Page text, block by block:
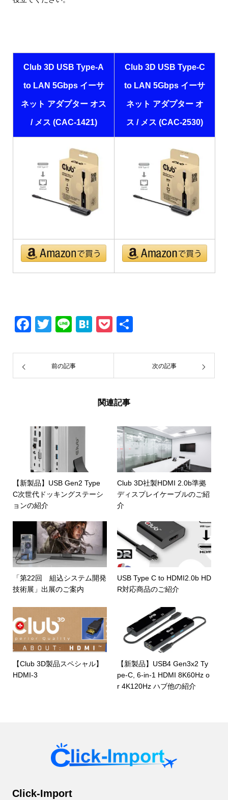
Club 3D USB Type-A
to LAN 5Gbps イーサ
ネット アダプター オス
/ メス (CAC-1421)
Club 3D USB Type-C
to LAN 5Gbps イーサ
ネット アダプター オ
ス / メス (CAC-2530)
Facebook
Twitter
LineHatenaPocket
前の記事 次の記事
関連記事
【新製品】USB Gen2 Type
C次世代ドッキングステーシ
ョンの紹介
Club 3D社製HDMI 2.0b準拠
ディスプレイケーブルのご紹
介
「第22回 組込システム開発
技術展」出展のご案内
USB Type C to HDMI2.0b HD
R対応商品のご紹介
【Club 3D製品スペシャル】
HDMI-3
【新製品】USB4 Gen3x2 Ty
pe-C, 6-in-1 HDMI 8K60Hz o
r 4K120Hz ハブ他の紹介
Click-Import